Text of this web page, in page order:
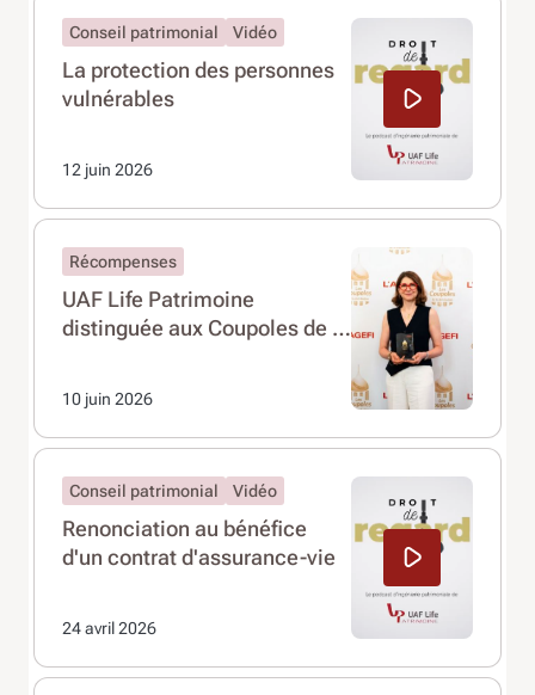
Conseil patrimonial Vidéo
La protection des personnes
vulnérables
12 juin 2026
Récompenses
UAF Life Patrimoine
distinguée aux Coupoles de la
10 juin 2026
Conseil patrimonial Vidéo
Renonciation au bénéfice
d'un contrat d'assurance-vie
24 avril 2026